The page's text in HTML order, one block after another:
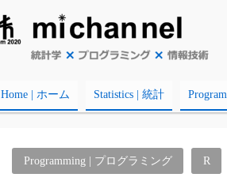
Home | ホーム Statistics | 統計
Programming | プログラミング R